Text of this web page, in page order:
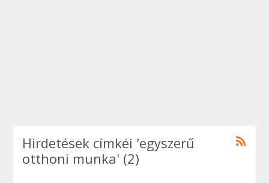
Hirdetések címkéi 'egyszerű
otthoni munka' (2)